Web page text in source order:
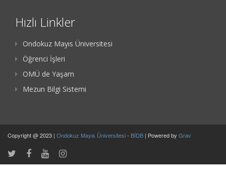
Hızlı Linkler
Ondokuz Mayıs Üniversitesi
Öğrenci İşleri
OMÜ de Yaşam
Mezun Bilgi Sistemi
Copyright @ 2023 | Ondokuz Mayıs Üniversitesi- BİDB | Powered by Grav